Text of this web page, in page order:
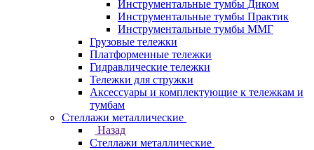
Инструментальные тумбы Диком
Инструментальные тумбы Практик
Инструментальные тумбы ММГ
Грузовые тележки
Платформенные тележки
Гидравлические тележки
Тележки для стружки
Аксесcуары и комплектующие к тележкам и
тумбам
Стеллажи металлические
Назад
Стеллажи металлические